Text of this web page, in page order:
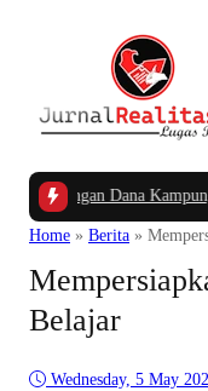
Dana Kampung APBK
Home » Berita »
Belajar
Wednesday, 5 May